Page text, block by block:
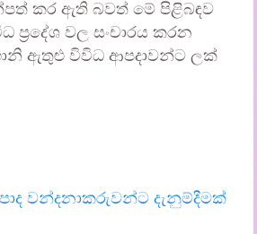
කර ඇති බවත් මේ පිළිබඳව
ප්‍රදේශ වල සංචාරය කරන
ඇතුළු විවිධ ආපදාවන්ට ලක්
පාද වන්දනාකරුවන්ට දැනුම්දීමක්